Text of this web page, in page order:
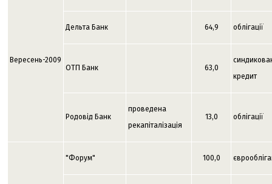
Вересень-2009
Дельта Банк 64,9 облігації
ОТП Банк 63,0
кредит
Родовід Банк
проведена
рекапіталізація
13,0 облігації
"Форум" 100,0